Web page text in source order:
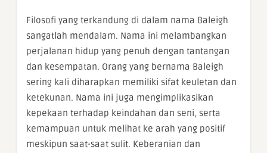
Filosofi yang terkandung di dalam nama Baleigh
sangatlah mendalam. Nama ini melambangkan
perjalanan hidup yang penuh dengan tantangan
dan kesempatan. Orang yang bernama Baleigh
sering kali diharapkan memiliki sifat keuletan dan
ketekunan. Nama ini juga mengimplikasikan
kepekaan terhadap keindahan dan seni, serta
kemampuan untuk melihat ke arah yang positif
meskipun saat-saat sulit. Keberanian dan